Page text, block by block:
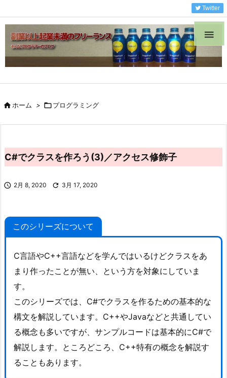

Twitter
ホーム > プログラミング
C#でクラスを作ろう(3)／アクセス修飾子
 2月 8, 2020  3月 17, 2020
このシリーズについて
C言語やC++言語などを学んではいるけどクラスをあ
まり作ったことが無い、という方を対象にしていま
す。
このシリーズでは、C#でクラスを作るための基本的な
構文を解説しています。C++やJavaなどと共通してい
る概念も多いですが、サンプルコードは基本的にC#で
解説します。ところどころ、C++特有の概念を解説す
ることもあります。